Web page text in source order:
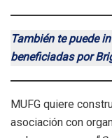
También te puede
beneficiadas por
MUFG quiere
asociación con